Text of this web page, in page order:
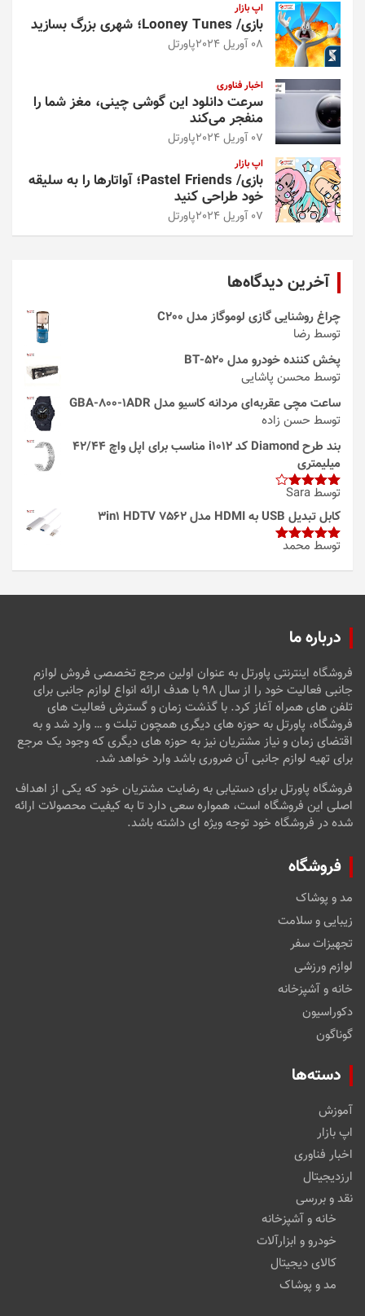
اپ بازار
بازی/ Looney Tunes؛ شهری بزرگ بسازید
08 آوریل 2024 پاورتل
اخبار فناوری
سرعت دانلود این گوشی چینی، مغز شما را
منفجر می‌کند
07 آوریل 2024 پاورتل
اپ بازار
بازی/ Pastel Friends؛ آواتارها را به سلیقه
خود طراحی کنید
07 آوریل 2024 پاورتل
آخرین دیدگاه‌ها
چراغ روشنایی گازی لوموگاز مدل C200
توسط رضا
پخش کننده خودرو مدل 520-BT
توسط محسن پاشایی
ساعت مچی عقربه‌ای مردانه کاسیو مدل GBA-800-1ADR
توسط حسن زاده
بند طرح Diamond کد i1012 مناسب برای اپل واچ 42/44
میلیمتری
امتیاز4
از 5
توسط Sara
کابل تبدیل USB به HDMI مدل 3in1 HDTV 7562
امتیاز5از
توسط محمد
درباره ما
فروشگاه اینترنتی پاورتل به عنوان اولین مرجع تخصصی فروش لوازم
جانبی فعالیت خود را از سال ۹۸ با هدف ارائه انواع لوازم جانبی برای
تلفن های همراه آغاز کرد. با گذشت زمان و گسترش فعالیت های
فروشگاه، پاورتل به حوزه های دیگری همچون تبلت و … وارد شد و به
اقتضای زمان و نیاز مشتریان نیز به حوزه های دیگری که وجود یک مرجع
برای تهیه لوازم جانبی آن ضروری باشد وارد خواهد شد.
فروشگاه پاورتل برای دستیابی به رضایت مشتریان خود که یکی از اهداف
اصلی این فروشگاه است، همواره سعی دارد تا به کیفیت محصولات ارائه
شده در فروشگاه خود توجه ویژه ای داشته باشد.
فروشگاه
مد و پوشاک
زیبایی و سلامت
تجهیزات سفر
لوازم ورزشی
خانه و آشپزخانه
دکوراسیون
گوناگون
دسته‌ها
آموزش
اپ بازار
اخبار فناوری
ارزدیجیتال
نقد و بررسی
خانه و آشپزخانه
خودرو و ابزارآلات
کالای دیجیتال
مد و پوشاک